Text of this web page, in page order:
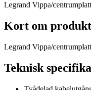
Legrand Vippa/
Kort om
Legrand Vippa/
Teknisk